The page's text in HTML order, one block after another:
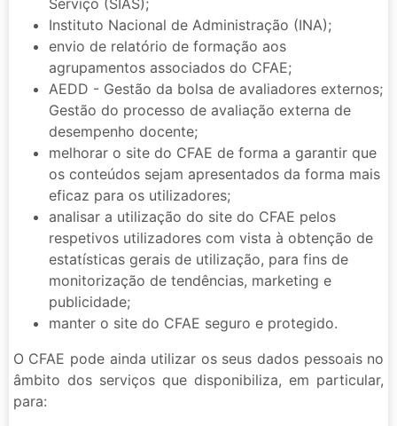
Instituto Nacional de Administração (INA);
envio de relatório de formação aos
agrupamentos associados do CFAE;
AEDD - Gestão da bolsa de avaliadores externos;
Gestão do processo de avaliação externa de
desempenho docente;
melhorar o site do CFAE de forma a garantir que
os conteúdos sejam apresentados da forma mais
eficaz para os utilizadores;
analisar a utilização do site do CFAE pelos
respetivos utilizadores com vista à obtenção de
estatísticas gerais de utilização, para fins de
monitorização de tendências, marketing e
publicidade;
manter o site do CFAE seguro e protegido.
O CFAE pode ainda utilizar os seus dados pessoais no
âmbito dos serviços que disponibiliza, em particular,
para: